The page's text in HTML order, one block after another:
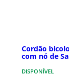
Cordão
com nó de
DISPONÍVEL